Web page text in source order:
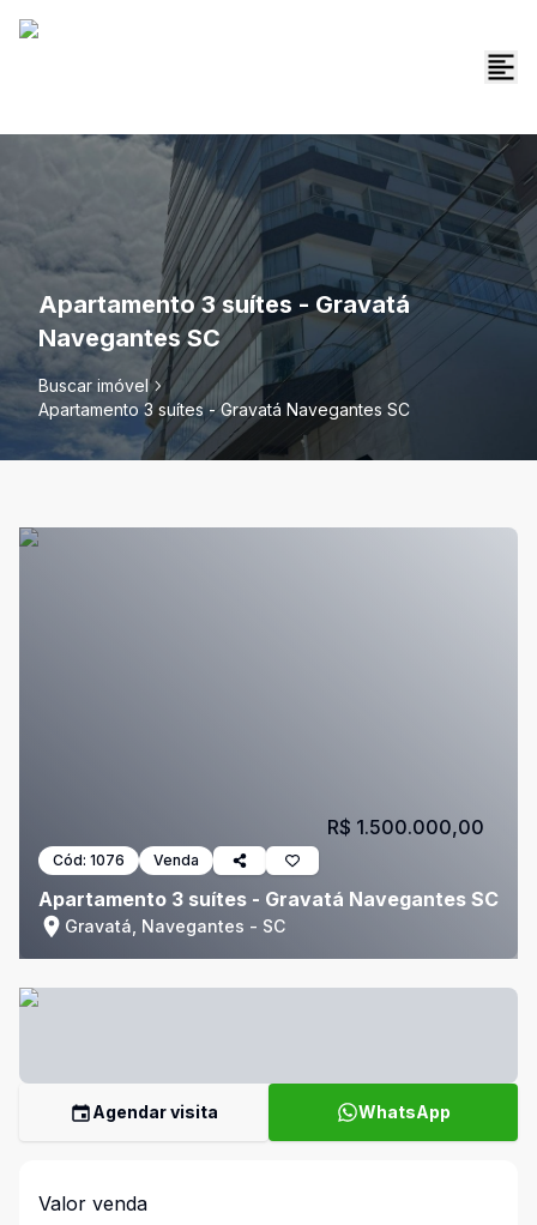
Apartamento 3 suítes - Gravatá
Navegantes SC
Buscar imóvel
Apartamento 3 suítes - Gravatá Navegantes SC
Cód: 1076 Venda
Apartamento 3 suítes - Gravatá Navegantes SC
Gravatá, Navegantes - SC
R$ 1.500.000,00
Agendar visita WhatsApp
Valor venda